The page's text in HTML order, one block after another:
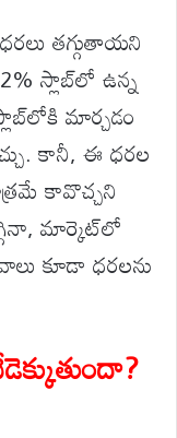
తగ్గుతాయని
స్లాబ్‌లో ఉన్న
మార్చడం
కానీ, ఈ ధరల
కావొచ్చని
మార్కెట్‌లో
కూడా ధరలను